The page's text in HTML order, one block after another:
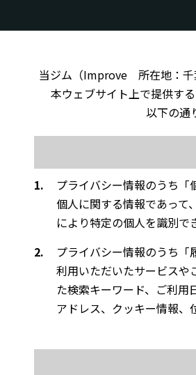
当ジム（Improve 所在地：千
本ウェブサイト上で提供す
以下の通
1.
プライバシー情報のうち
個人に関する情報であって
により特定の個人を識別で
2.
プライバシー情報のうち
利用いただいたサービスや
た検索キーワード、ご利
アドレス、クッキー情報、